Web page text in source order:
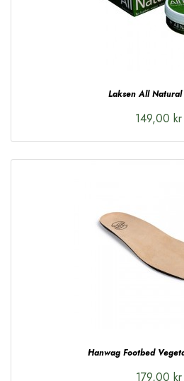
Laksen All
149,00 kr
Hanwag Footbed
179,00 kr